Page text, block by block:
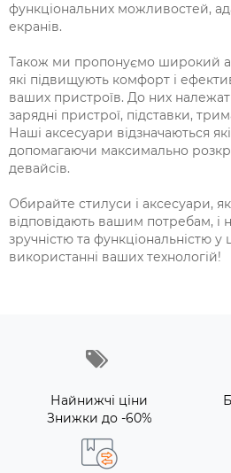
функціональних можливостей,
екранів.
Також ми пропонуємо широкий
які підвищують комфорт і
ваших пристроїв. До них
зарядні пристрої, підставки,
Наші аксесуари відзначаються
допомагаючи максимально
девайсів.
Обирайте стилуси і аксесуари,
відповідають вашим потребам, і
зручністю та функціональністю
використанні ваших технологій!
Найнижчі ціни
Знижки до -60%